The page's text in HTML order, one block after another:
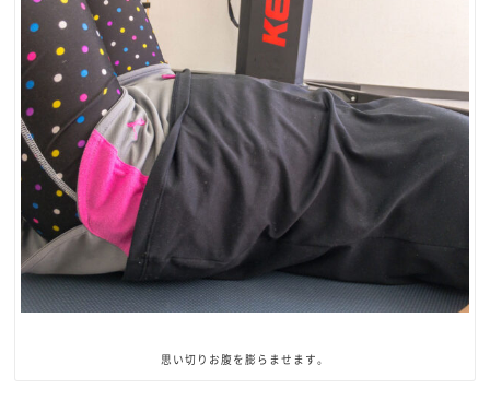
思い切りお腹を膨らませます。